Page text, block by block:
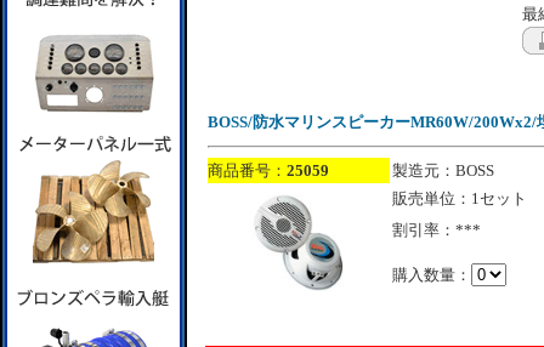
最
BOSS/防水マリンスピーカーMR60W/200Wx2/
商品番号： 25059
製造元：BOSS
販売単位：1セット
割引率：***
購入数量：